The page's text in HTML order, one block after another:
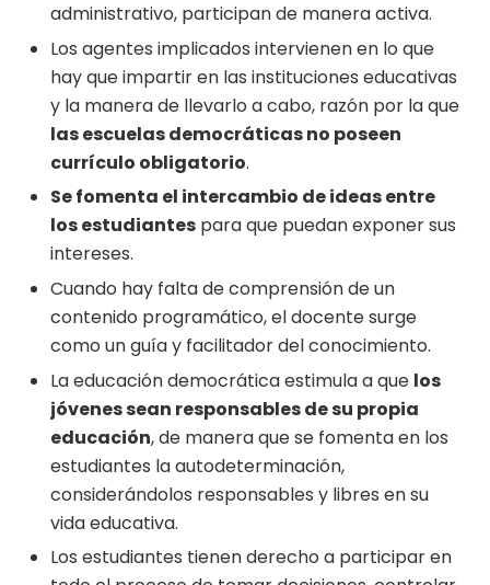
administrativo, participan de manera activa.
Los agentes implicados intervienen en lo que
hay que impartir en las instituciones educativas
y la manera de llevarlo a cabo, razón por la que
las escuelas democráticas no poseen
currículo obligatorio.
Se fomenta el intercambio de ideas entre
los estudiantespara que puedan exponer sus
intereses.
Cuando hay falta de comprensión de un
contenido programático, el docente surge
como un guía y facilitador del conocimiento.
La educación democrática estimula a que los
jóvenes sean responsables de su propia
educación, de manera que se fomenta en los
estudiantes la autodeterminación,
considerándolos responsables y libres en su
vida educativa.
Los estudiantes tienen derecho a participar en